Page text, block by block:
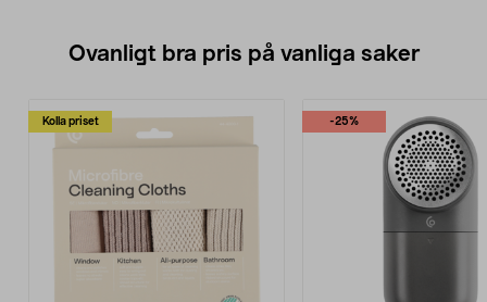
Ovanligt bra pris på vanliga saker
Kolla priset -25%